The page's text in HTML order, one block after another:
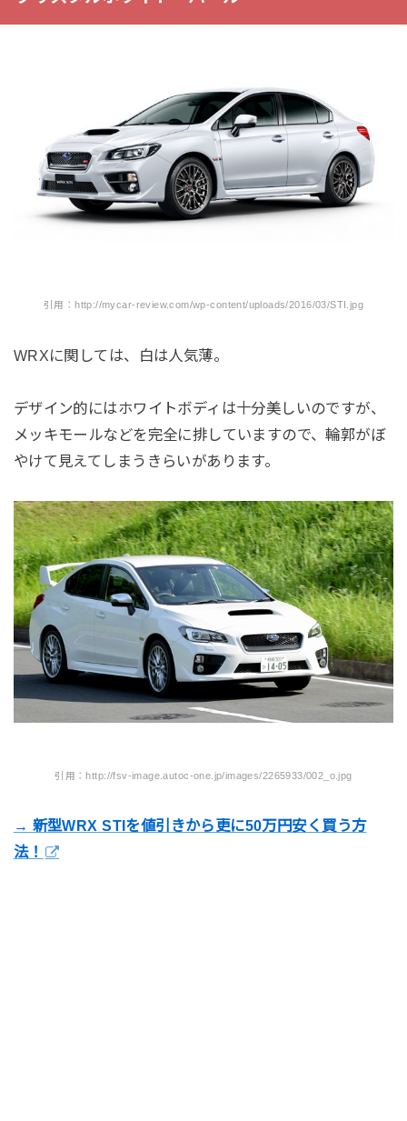
引用：http://mycar-review.com/wp-content/uploads/2016/03/STI.jpg
WRXに関しては、白は人気薄。
デザイン的にはホワイトボディは十分美しいのですが、
メッキモールなどを完全に排していますので、輪郭がぼ
やけて見えてしまうきらいがあります。
引用：http://fsv-image.autoc-one.jp/images/2265933/002_o.jpg
→ 新型WRX STIを値引きから更に50万円安く買う方
法！